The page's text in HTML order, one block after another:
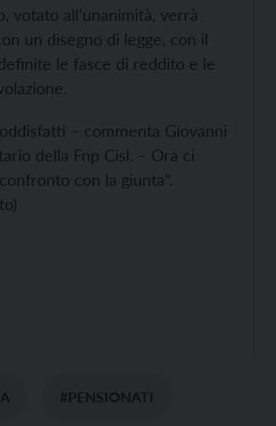
votato all’unanimità, verrà
un disegno di legge, con il
le fasce di reddito e le
– commenta Giovanni
della Fnp Cisl. – Ora ci
con la giunta”.
#PENSIONATI